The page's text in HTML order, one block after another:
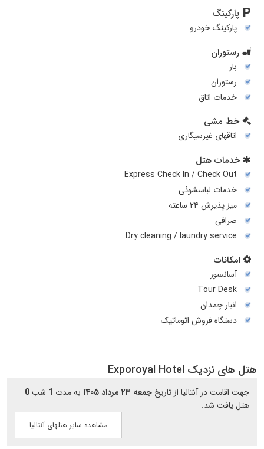
پارکینگ
پارکینگ خودرو
رستوران
بار
رستوران
خدمات اتاق
خط مشی
اتاقهای غیرسیگاری
خدمات هتل
Express Check In / Check Out
خدمات لباسشوئی
میز پذیرش ۲۴ ساعته
صرافی
Dry cleaning / laundry service
امکانات
آسانسور
Tour Desk
انبار چمدان
دستگاه فروش اتوماتیک
هتل های نزدیک Exporoyal Hotel
جهت اقامت در آنتالیا از تاریخ جمعه ۲۳ مرداد ۱۴۰۵ به مدت 1 شب0
هتل یافت شد.
مشاهده سایر هتلهای آنتالیا